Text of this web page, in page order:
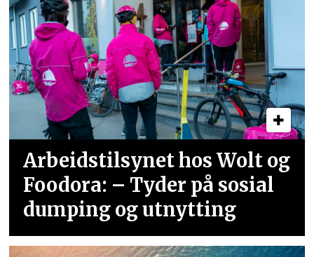
Arbeidstilsynet hos Wolt og
Foodora: – Tyder på sosial
dumping og utnytting